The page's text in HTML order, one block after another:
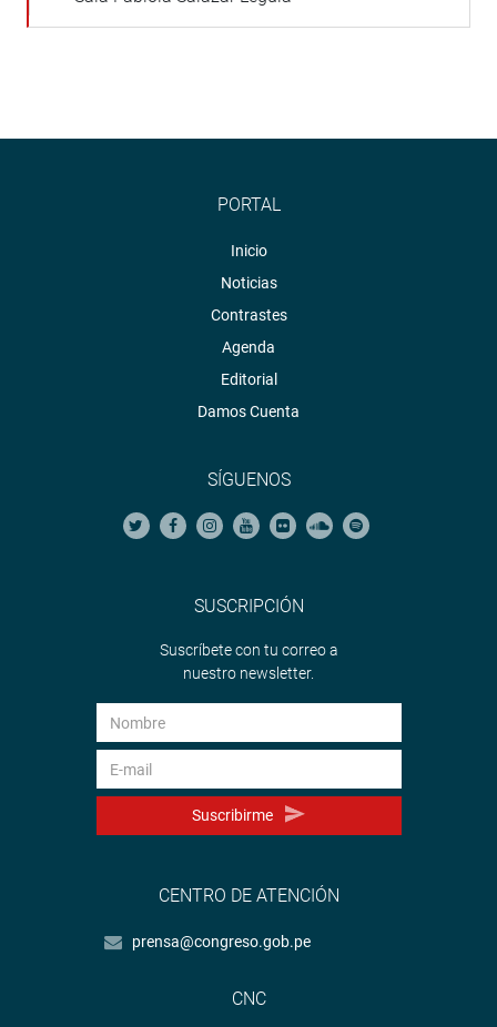
PORTAL
Inicio
Noticias
Contrastes
Agenda
Editorial
Damos Cuenta
SÍGUENOS
SUSCRIPCIÓN
Suscríbete con tu correo a
nuestro newsletter.
Suscribirme
CENTRO DE ATENCIÓN
prensa@congreso.gob.pe
CNC